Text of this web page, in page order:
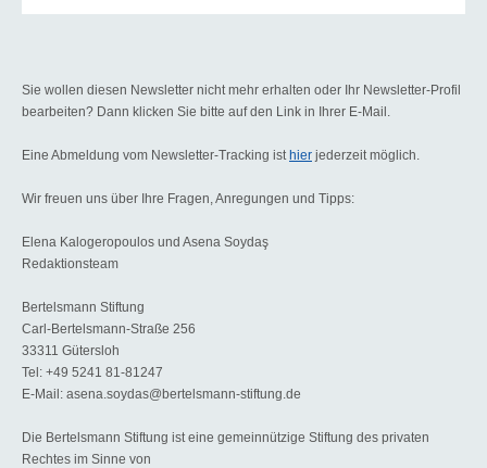
Sie wollen diesen Newsletter nicht mehr erhalten oder Ihr Newsletter-Profil
bearbeiten? Dann klicken Sie bitte auf den Link in Ihrer E-Mail.
Eine Abmeldung vom Newsletter-Tracking ist hier jederzeit möglich.
Wir freuen uns über Ihre Fragen, Anregungen und Tipps:
Elena Kalogeropoulos und Asena Soydaş
Redaktionsteam
Bertelsmann Stiftung
Carl-Bertelsmann-Straße 256
33311 Gütersloh
Tel: +49 5241 81-81247
E-Mail: asena.soydas@bertelsmann-stiftung.de
Die Bertelsmann Stiftung ist eine gemeinnützige Stiftung des privaten
Rechtes im Sinne von